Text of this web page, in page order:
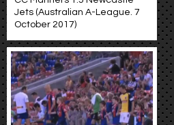
Jets (Australian A-League. 7
October 2017)